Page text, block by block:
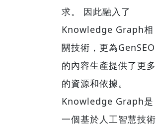
求。 因此融入了
Knowledge Graph相
關技術，更為GenSEO
的內容生產提供了更多
的資源和依據。
Knowledge Graph是
一個基於人工智慧技術